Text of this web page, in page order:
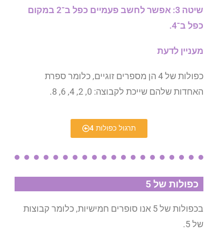
שיטה 3: אפשר לחשב פעמיים כפל ב־2 במקום
כפל ב־4.
מעניין לדעת
כפולות של 4 הן מספרים זוגיים, כלומר ספרת
האחדות שלהם שייכת לקבוצה: 0, 2, 4, 6, 8.
תרגול כפולות 4
כפולות של 5
בכפולות של 5 אנו סופרים חמישיות, כלומר קבוצות
של 5.